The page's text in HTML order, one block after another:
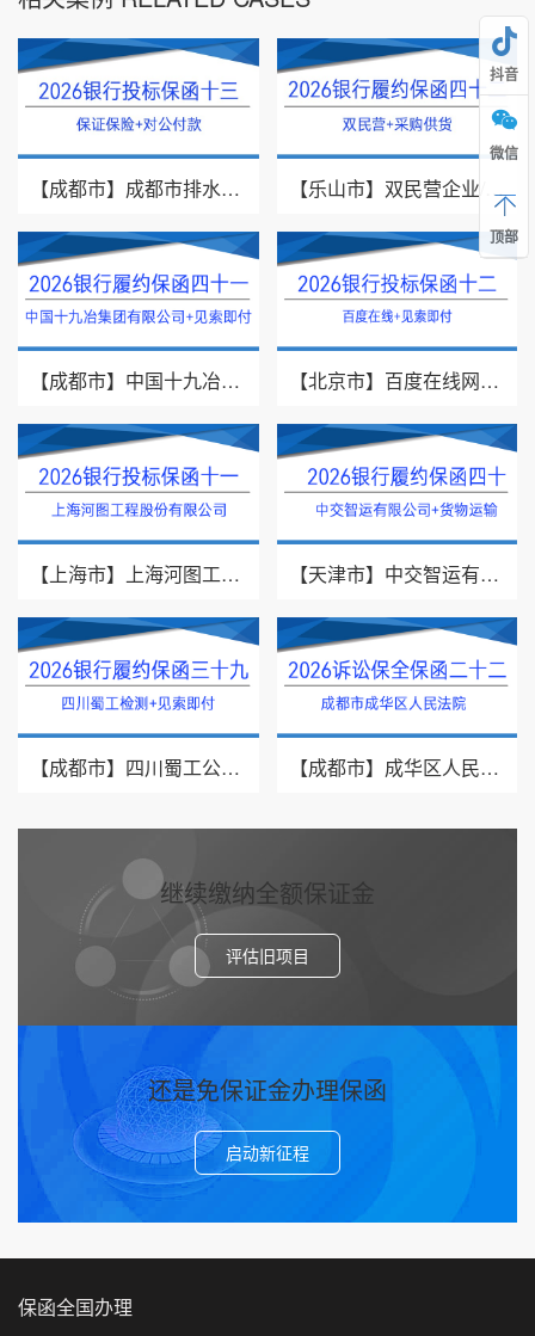
【成都市】成都市排水有限责任公司/投标保证保险/2026银行投标保函十三 【乐山市】双民营企业/采购供货/2026年银行履约保函四十二
【成都市】中国十九冶集团有限公司/见索即付/2026年银行履约保函四十一 【北京市】百度在线网络技术（北京）有限公司/投标保函/2026银行投标保函十二
【上海市】上海河图工程股份有限公司/投标保函/2026银行投标保函十一 【天津市】中交智运有限公司/货物运输/2026年银行履约保函四十
【成都市】四川蜀工公路工程试验检测有限公司/2026年银行履约保函三十九 【成都市】成华区人民法院/借款纠纷/2026诉讼保全保函二十二
继续缴纳全额保证金
评估旧项目
还是免保证金办理保函
启动新征程
保函全国办理
抖音
微信
顶部